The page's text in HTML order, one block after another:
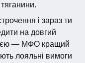
і зараз ти
на довгий
— МФО кращий
лояльні вимоги